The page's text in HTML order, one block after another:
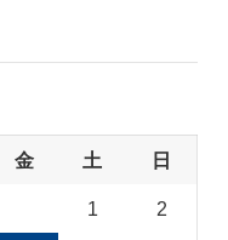
金 土 日
1 2